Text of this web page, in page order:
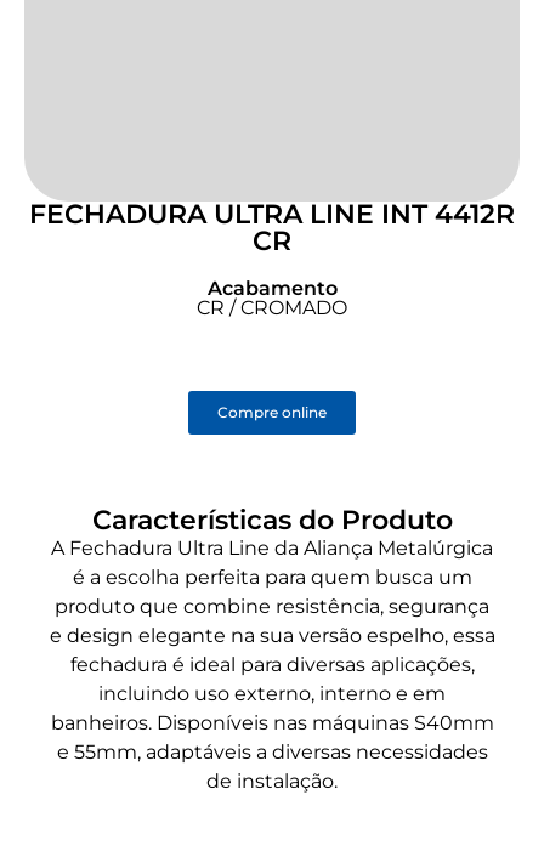
FECHADURA ULTRA LINE INT 4412R
CR
Acabamento
CR / CROMADO
Compre online
Características do Produto
A Fechadura Ultra Line da Aliança Metalúrgica
é a escolha perfeita para quem busca um
produto que combine resistência, segurança
e design elegante na sua versão espelho, essa
fechadura é ideal para diversas aplicações,
incluindo uso externo, interno e em
banheiros. Disponíveis nas máquinas S40mm
e 55mm, adaptáveis a diversas necessidades
de instalação.